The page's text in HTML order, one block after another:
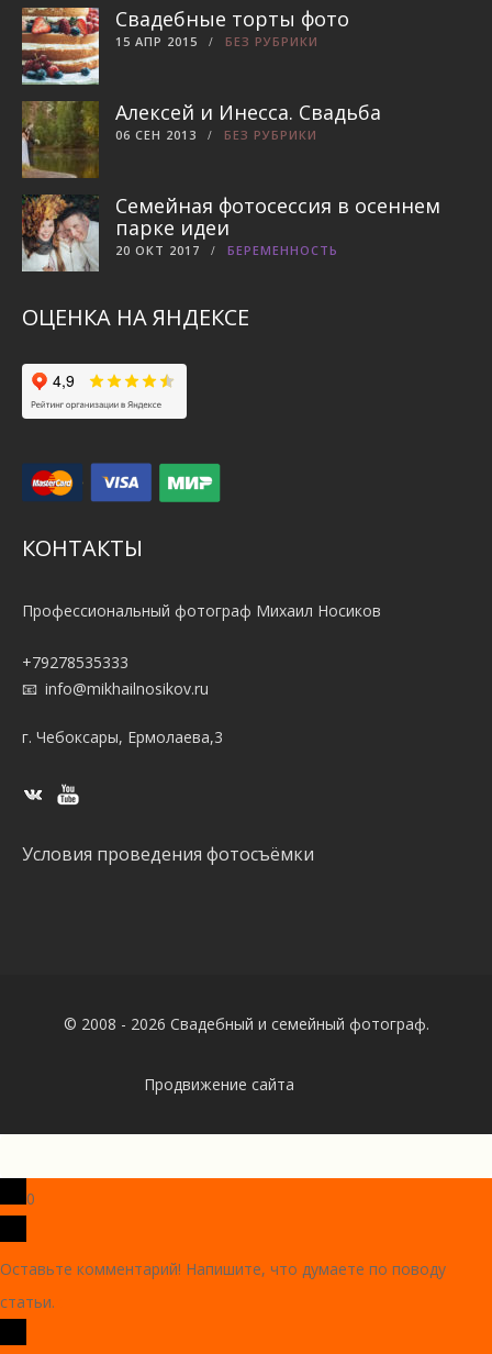
Свадебные торты фото
15 АПР 2015 БЕЗ РУБРИКИ
Алексей и Инесса. Свадьба
06 СЕН 2013 БЕЗ РУБРИКИ
Семейная фотосессия в осеннем
парке идеи
20 ОКТ 2017 БЕРЕМЕННОСТЬ
ОЦЕНКА НА ЯНДЕКСЕ
КОНТАКТЫ
Профессиональный фотограф Михаил Носиков
+79278535333
info@mikhailnosikov.ru
г. Чебоксары, Ермолаева,3
Условия проведения фотосъёмки
© 2008 - 2026 Свадебный и семейный фотограф.
Продвижение сайта
0
Оставьте комментарий! Напишите, что думаете по поводу
статьи.